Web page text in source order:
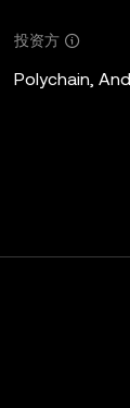
投资方
Polychain,